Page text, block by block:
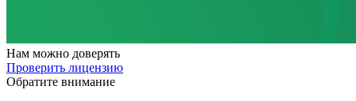
Нам можно доверять
Проверить лицензию
Обратите внимание